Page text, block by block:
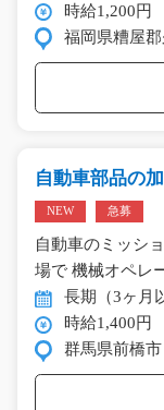
時給1,200円
福岡県糟屋
自動車部品の
NEW 急募
自動車のミッシ
場で 機械オペレ
長期（3ヶ月
時給1,400円
群馬県前橋市